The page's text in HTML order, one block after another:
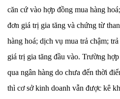
căn cứ vào hợp đồng mua hàng
đơn giá trị gia tăng và chứng từ
hàng hoá; dịch vụ mua trả chậm;
giá trị gia tăng đầu vào. Trường
qua ngân hàng do chưa đến thời
thì cơ sở kinh doanh vẫn được kê